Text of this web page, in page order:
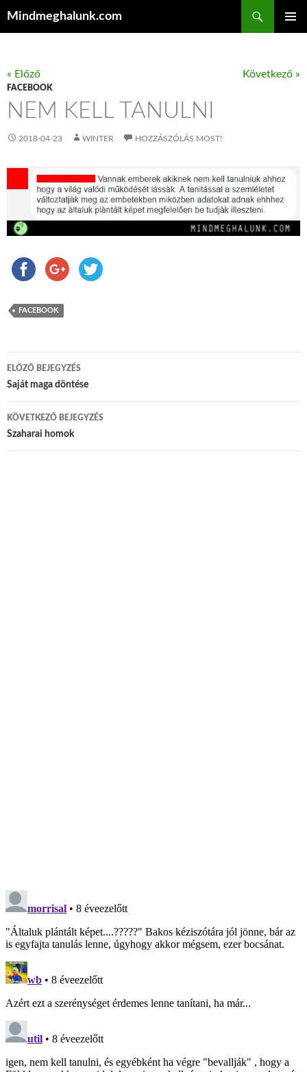
Mindmeghalunk.com
« Előző Következő »
FACEBOOK
NEM KELL TANULNI
2018-04-23 WINTER HOZZÁSZÓLÁS MOST!
FACEBOOK
Bejegyzés navigáció
ELŐZŐ BEJEGYZÉS
Saját maga döntése
KÖVETKEZŐ BEJEGYZÉS
Szaharai homok